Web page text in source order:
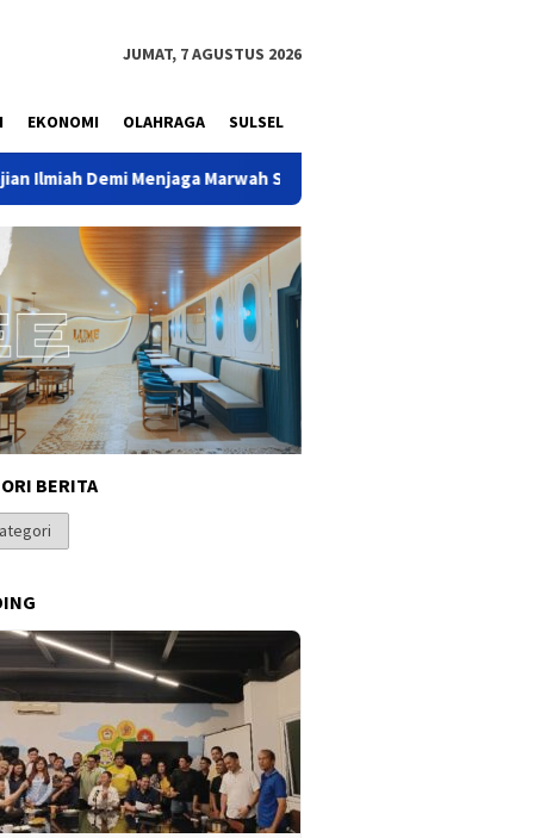
JUMAT, 7 AGUSTUS 2026
EKONOMI OLAHRAGA SULSEL
Marwah Sejarah Nusantara
BERITA